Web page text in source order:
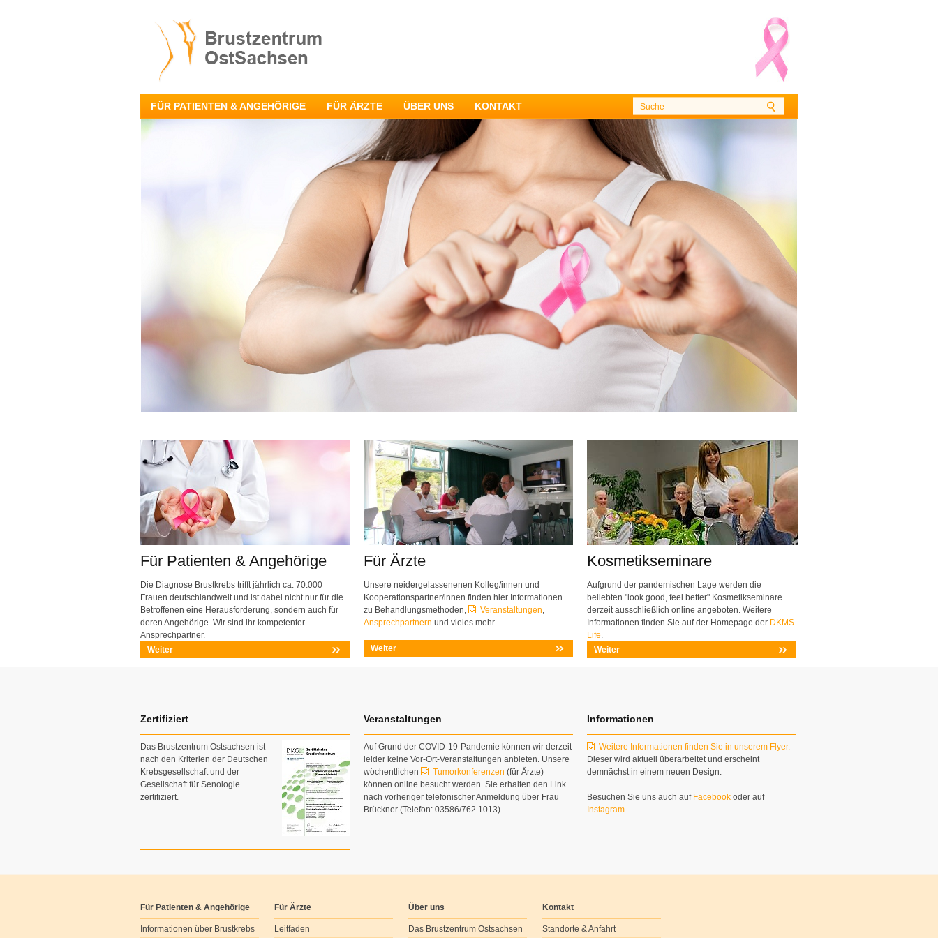
FÜR PATIENTEN & ANGEHÖRIGE FÜR ÄRZTE ÜBER UNS KONTAKT
Für Patienten & Angehörige
Die Diagnose Brustkrebs trifft jährlich ca. 70.000
Frauen deutschlandweit und ist dabei nicht nur für die
Betroffenen eine Herausforderung, sondern auch für
deren Angehörige. Wir sind ihr kompetenter
Ansprechpartner.
Weiter
Für Ärzte
Unsere neidergelassenenen Kolleg/innen und
Kooperationspartner/innen finden hier Informationen
zu Behandlungsmethoden,
Veranstaltungen,
Ansprechpartnern und vieles mehr.
Weiter
Kosmetikseminare
Aufgrund der pandemischen Lage werden die
beliebten "look good, feel better" Kosmetikseminare
derzeit ausschließlich online angeboten. Weitere
Informationen finden Sie auf der Homepage der DKMS
Life.
Weiter
Zertifiziert
Das Brustzentrum Ostsachsen ist
nach den Kriterien der Deutschen
Krebsgesellschaft und der
Gesellschaft für Senologie
zertifiziert.
Veranstaltungen
Auf Grund der COVID-19-Pandemie können wir derzeit
leider keine Vor-Ort-Veranstaltungen anbieten. Unsere
wöchentlichen
Tumorkonferenzen (für Ärzte)
können online besucht werden. Sie erhalten den Link
nach vorheriger telefonischer Anmeldung über Frau
Brückner (Telefon: 03586/762 1013)
Informationen
Weitere Informationen finden Sie in unserem Flyer.
Dieser wird aktuell überarbeitet und erscheint
demnächst in einem neuen Design.
Besuchen Sie uns auch auf Facebook oder auf
Instagram.
Für Patienten & Angehörige
Informationen über Brustkrebs
Für Ärzte
Leitfaden
Über uns
Das Brustzentrum Ostsachsen
Kontakt
Standorte & Anfahrt